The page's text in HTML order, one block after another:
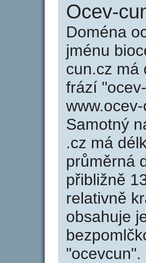
Ocev-
Doména
jménu
cun.cz má
frází
Samotný
.cz má
průměrná
přibližně
relativně
obsahuje
"ocevcun".